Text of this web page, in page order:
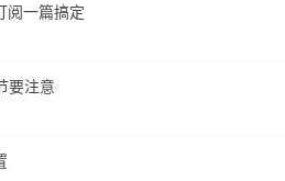
阅一篇搞定
要注意